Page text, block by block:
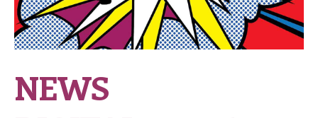
NEWS